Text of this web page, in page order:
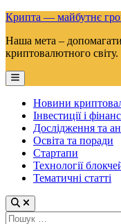
Skip
content
Крипта — майбутнє
Наша мета –
криптовалютного світу.
Main
Menu
Новини
Інвестиції і
Дослідження та
Освіта та поради
Стартапи
Технології
Тематичні статті
Пошук: